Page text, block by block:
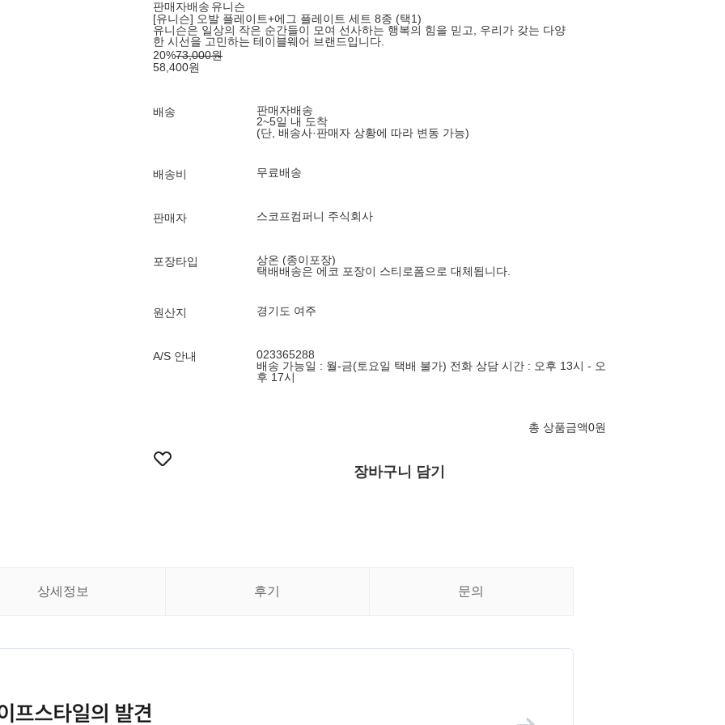
판매자배송 유니슨
[유니슨] 오발 플레이트+에그 플레이트 세트 8종 (택1)
유니슨은 일상의 작은 순간들이 모여 선사하는 행복의 힘을 믿고, 우리가 갖는 다양
한 시선을 고민하는 테이블웨어 브랜드입니다.
20%73,000원
58,400원
배송
판매자배송
2~5일 내 도착
(단, 배송사·판매자 상황에 따라 변동 가능)
배송비 무료배송
판매자 스코프컴퍼니 주식회사
포장타입
상온 (종이포장)
택배배송은 에코 포장이 스티로폼으로 대체됩니다.
원산지 경기도 여주
A/S 안내
023365288
배송 가능일 : 월-금(토요일 택배 불가) 전화 상담 시간 : 오후 13시 - 오
후 17시
총 상품금액0원
장바구니 담기
상세정보 후기 문의